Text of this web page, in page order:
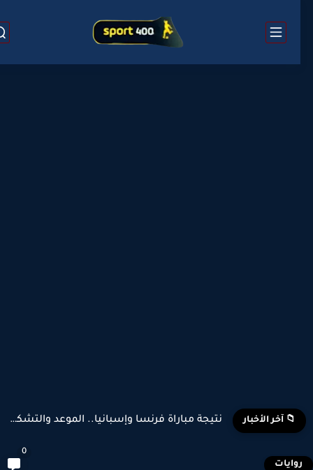
📁 آخر الأخبار نتيجة مباراة فرنسا وإسبانيا.. الموعد والتشكيل المتوقع وأبرز اللاعبين...